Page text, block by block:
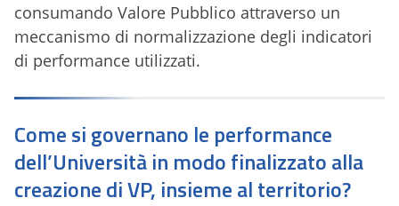
consumando Valore Pubblico attraverso un
meccanismo di normalizzazione degli indicatori
di performance utilizzati.
Come si governano le performance
dell’Università in modo finalizzato alla
creazione di VP, insieme al territorio?